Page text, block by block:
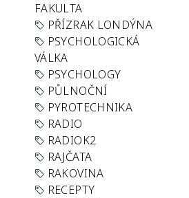
FAKULTA
PŘÍZRAK LONDÝNA
PSYCHOLOGICKÁ
VÁLKA
PSYCHOLOGY
PŮLNOČNÍ
PYROTECHNIKA
RADIO
RADIOK2
RAJČATA
RAKOVINA
RECEPTY